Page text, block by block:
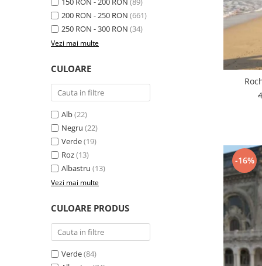
200 RON - 250 RON (661)
250 RON - 300 RON (34)
Vezi mai multe
CULOARE
Alb(22)
Negru (22)
Verde(19)
Roz(13)
Albastru (13)
Vezi mai multe
CULOARE PRODUS
Verde(84)
-16%